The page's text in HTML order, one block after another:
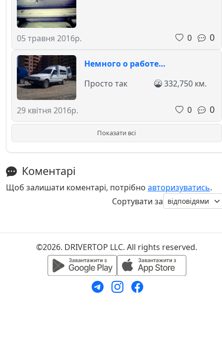
05 травня 2016р. 0 0
Немного о работе…
29 квітня 2016р.
Просто так 332,750 км.
0 0
Показати всі
Коментарі
Щоб залишати коментарі, потрібно авторизуватись.
Сортувати за
©2026. DRIVERTOP LLC. All rights reserved.